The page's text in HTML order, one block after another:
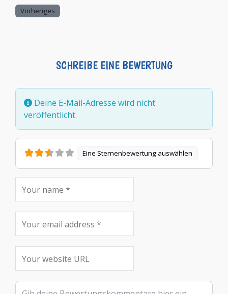
Vorheriges
SCHREIBE EINE BEWERTUNG
Deine E-Mail-Adresse wird nicht
veröffentlicht.
Eine Sternenbewertung auswählen
Rezensionstext